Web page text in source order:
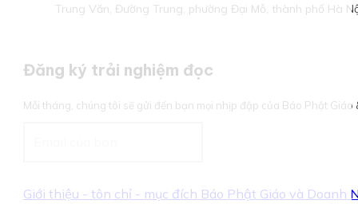
Trung Văn, Đường Trung, phường Đại Mỗ, thành phố Hà
Đăng ký trải nghiệm đọc
Mỗi tháng, chúng tôi sẽ gửi đến bạn mọi nhịp đập của Báo Phật Giáo
Giới thiệu - tôn chỉ - mục đích Báo Phật Giáo và Doanh